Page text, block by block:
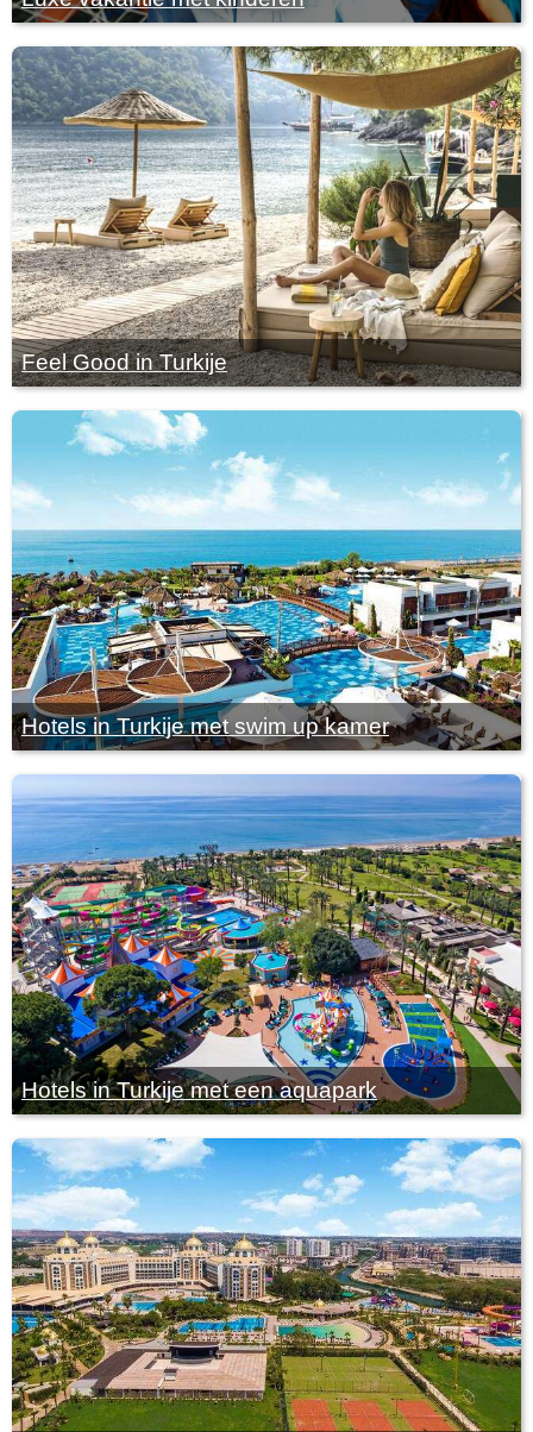
Feel Good in Turkije
Hotels in Turkije met swim up kamer
Hotels in Turkije met een aquapark